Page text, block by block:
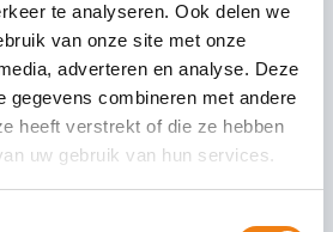
te analyseren. Ook delen we
van onze site met onze
adverteren en analyse. Deze
gegevens combineren met andere
heeft verstrekt of die ze hebben
uw gebruik van hun services.
– Payrolling krijgt